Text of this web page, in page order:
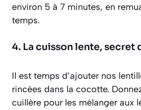
environ 5 à 7 minutes, en
temps.
4. La cuisson lente, secret
Il est temps d’ajouter nos
rincées dans la cocotte.
cuillère pour les mélanger aux